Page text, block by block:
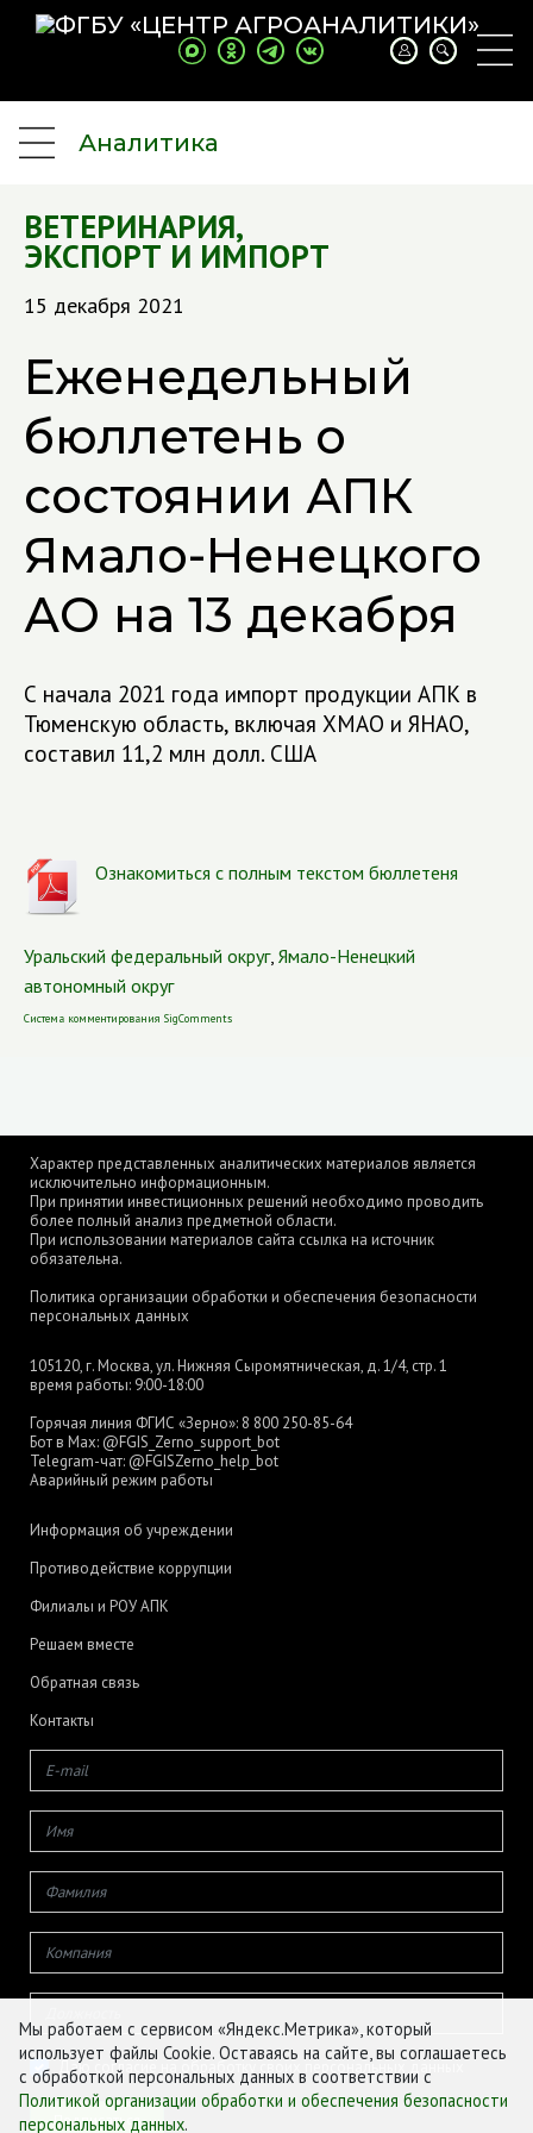
Аналитика
ВЕТЕРИНАРИЯ,
ЭКСПОРТ И ИМПОРТ
15 декабря 2021
Еженедельный
бюллетень о
состоянии АПК
Ямало-Ненецкого
АО на 13 декабря
С начала 2021 года импорт продукции АПК в
Тюменскую область, включая ХМАО и ЯНАО,
составил 11,2 млн долл. США
Ознакомиться с полным текстом бюллетеня
Уральский федеральный округ, Ямало-Ненецкий
автономный округ
Система комментирования SigComments
Характер представленных аналитических материалов является
исключительно информационным.
При принятии инвестиционных решений необходимо проводить
более полный анализ предметной области.
При использовании материалов сайта ссылка на источник
обязательна.
Политика организации обработки и обеспечения безопасности
персональных данных
105120, г. Москва, ул. Нижняя Сыромятническая, д. 1/4, стр. 1
время работы: 9:00-18:00
Горячая линия ФГИС «Зерно»: 8 800 250-85-64
Бот в Max: @FGIS_Zerno_support_bot
Telegram-чат: @FGISZerno_help_bot
Аварийный режим работы
Информация об учреждении
Противодействие коррупции
Филиалы и РОУ АПК
Решаем вместе
Обратная связь
Контакты
Даю согласие на обработку своих персональных данных
Мы работаем с сервисом «Яндекс.Метрика», который
использует файлы Cookie. Оставаясь на сайте, вы соглашаетесь
с обработкой персональных данных в соответствии с
Политикой организации обработки и обеспечения безопасности
персональных данных.